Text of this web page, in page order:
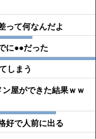
って何なんだよ
に●●だった
しまう
屋ができた結果ｗｗ
好で人前に出る